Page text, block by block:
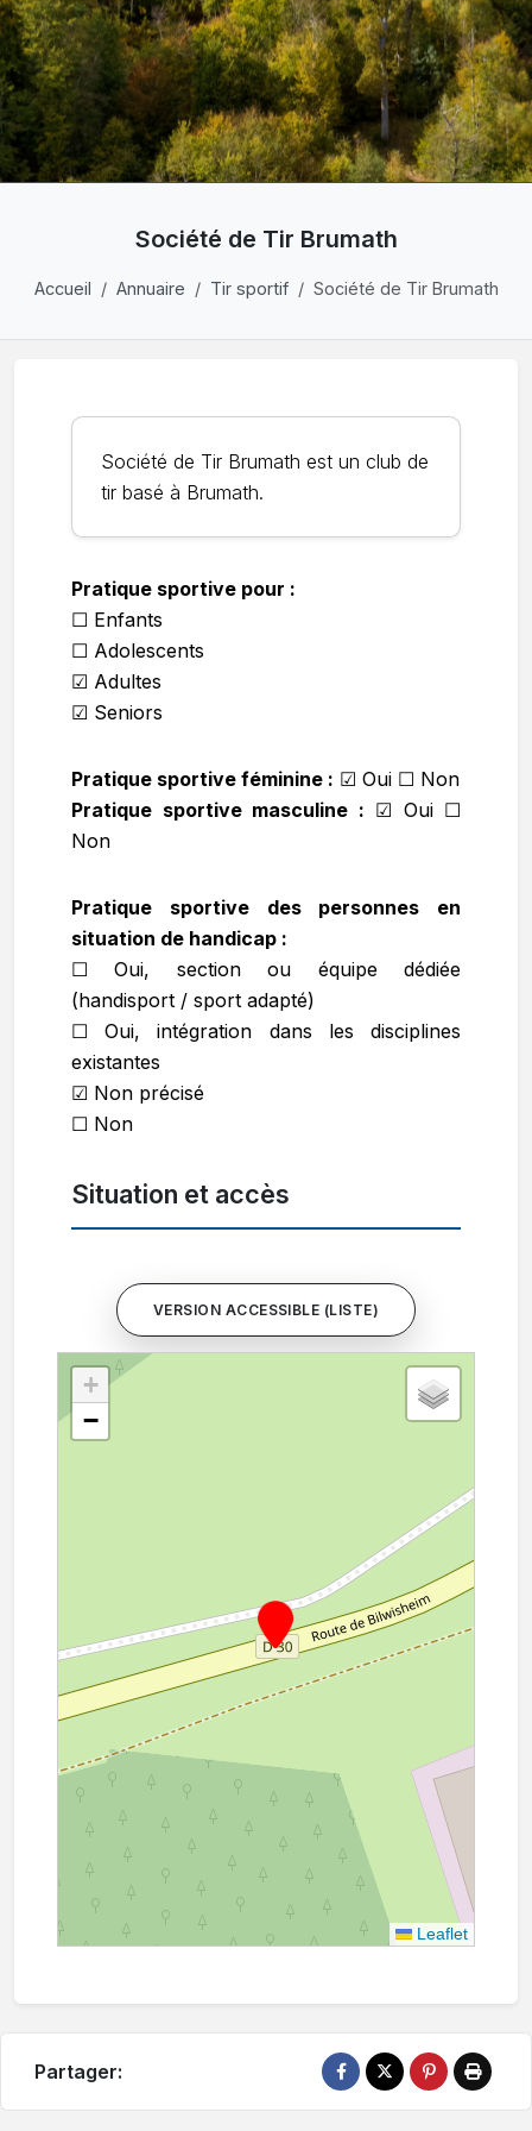
Société de Tir Brumath
Accueil Annuaire Tir sportif Société de Tir Brumath
Société de Tir Brumath est un club de
tir basé à Brumath.
Pratique sportive pour :
☐ Enfants
☐ Adolescents
☑ Adultes
☑ Seniors
Pratique sportive féminine : ☑ Oui ☐ Non
Pratique sportive masculine : ☑ Oui ☐
Non
Pratique sportive des personnes en
situation de handicap :
☐ Oui, section ou équipe dédiée
(handisport / sport adapté)
☐ Oui, intégration dans les disciplines
existantes
☑ Non précisé
☐ Non
Situation et accès
VERSION ACCESSIBLE (LISTE)
+
−
Leaflet
Partager: